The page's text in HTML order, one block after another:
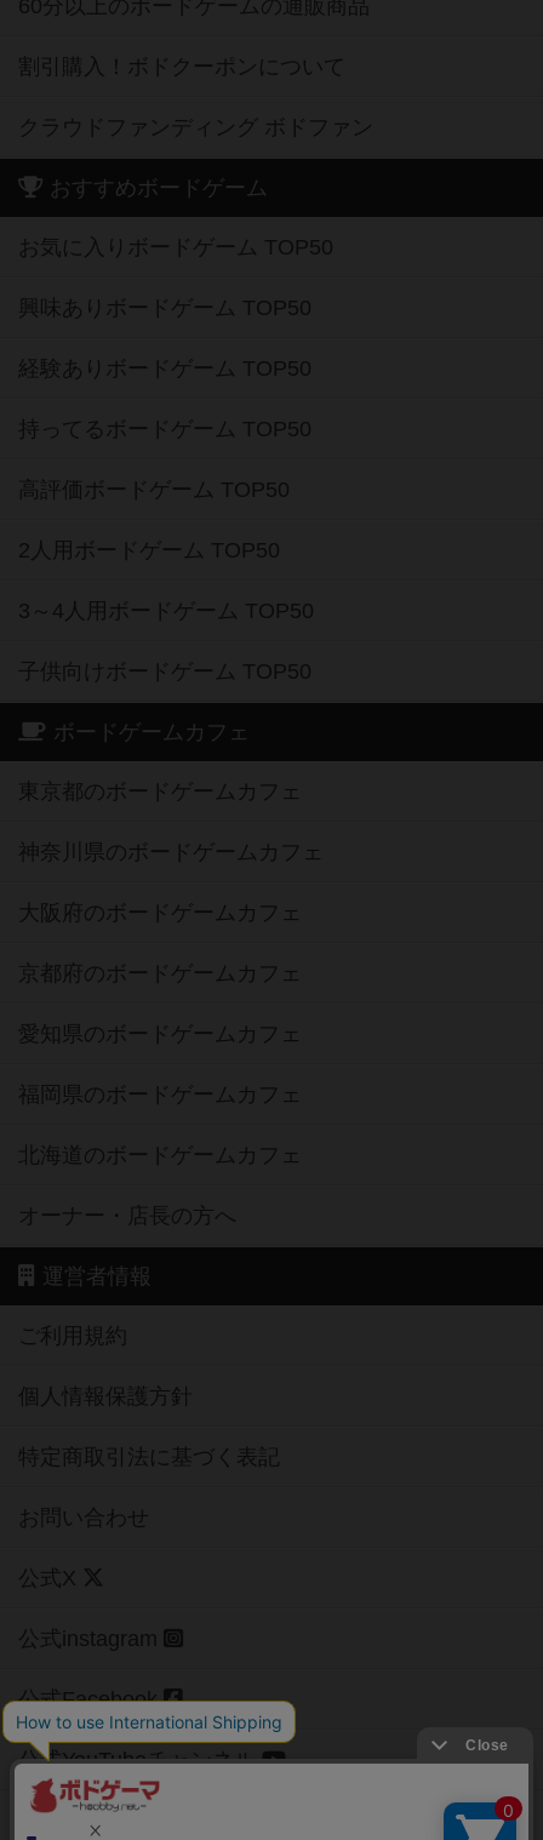
60分以上のボードゲームの通販商品
割引購入！ボドクーポンについて
クラウドファンディング ボドファン
おすすめボードゲーム
お気に入りボードゲーム TOP50
興味ありボードゲーム TOP50
経験ありボードゲーム TOP50
持ってるボードゲーム TOP50
高評価ボードゲーム TOP50
2人用ボードゲーム TOP50
3～4人用ボードゲーム TOP50
子供向けボードゲーム TOP50
ボードゲームカフェ
東京都のボードゲームカフェ
神奈川県のボードゲームカフェ
大阪府のボードゲームカフェ
京都府のボードゲームカフェ
愛知県のボードゲームカフェ
福岡県のボードゲームカフェ
北海道のボードゲームカフェ
オーナー・店長の方へ
運営者情報
ご利用規約
個人情報保護方針
特定商取引法に基づく表記
お問い合わせ
公式X
公式instagram
公式Facebook
公式YouTubeチャンネル